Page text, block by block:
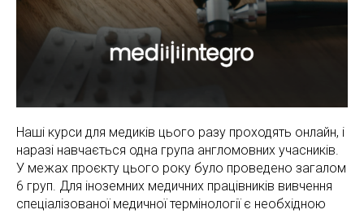
Наші курси для медиків цього разу проходять онлайн, і
наразі навчається одна група англомовних учасників.
У межах проєкту цього року було проведено загалом
6 груп. Для іноземних медичних працівників вивчення
спеціалізованої медичної термінології є необхідною